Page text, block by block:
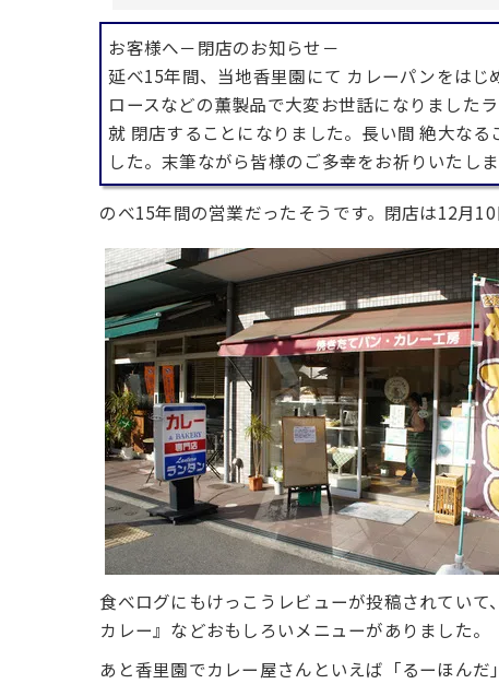
お客様へ－閉店のお知らせ－
延べ15年間、当地香里園にて カレーパンをは
ロースなどの薫製品で大変お世話になりました
就 閉店することになりました。長い間 絶大な
した。末筆ながら皆様のご多幸をお祈りいたし
のべ15年間の営業だったそうです。閉店は12月10
食べログにもけっこうレビューが投稿されてい
カレー』などおもしろいメニューがありました。
あと香里園でカレー屋さんといえば「るーほんだ